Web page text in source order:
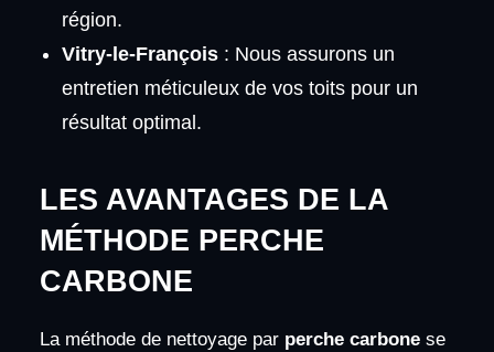
région.
Vitry-le-François: Nous assurons un
entretien méticuleux de vos toits pour un
résultat optimal.
LES AVANTAGES DE LA
MÉTHODE PERCHE
CARBONE
La méthode de nettoyage par perche carbonese